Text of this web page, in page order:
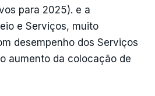
para 2025). e a
e Serviços, muito
desempenho dos Serviços
aumento da colocação de